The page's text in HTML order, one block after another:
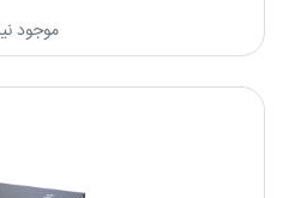
برند:
موجود